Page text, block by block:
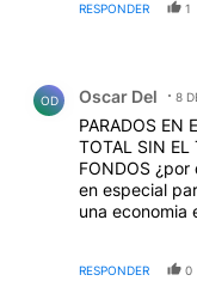
RESPONDER 1
OD Oscar Del 8
PARADOS EN
TOTAL SIN EL
FONDOS
en especial
una economia
dependencia
cavando su
RESPONDER 0